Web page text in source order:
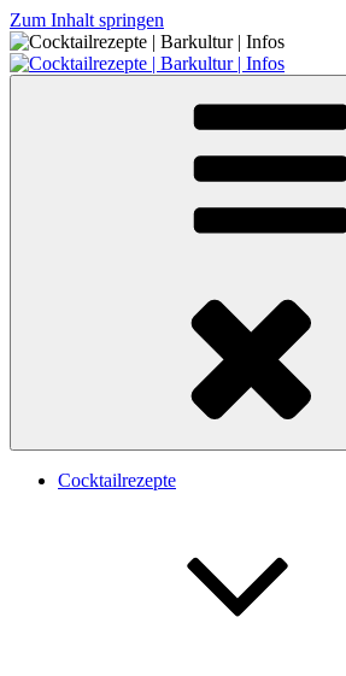
Zum Inhalt springen
Cocktailrezepte | Barkultur | Infos
Cocktailrezepte